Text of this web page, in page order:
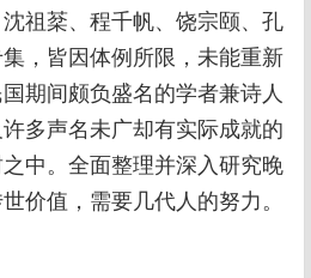
祖棻、程千帆、饶宗颐、孔
，皆因体例所限，未能重新
期间颇负盛名的学者兼诗人
多声名未广却有实际成就的
中。全面整理并深入研究晚
价值，需要几代人的努力。